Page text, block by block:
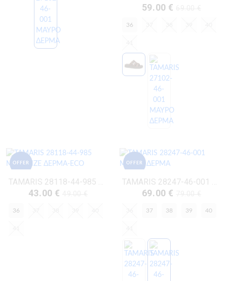
59.00 €
36
OFFER
TAMARIS 28118-44-985 ΜΠΡΟΝΖΕ ΔΕΡΜΑ-ECO
43.00 €
36
OFFER
TAMARIS 28247-46-001 ΜΑΥΡΟ ΔΕΡΜΑ
69.00 €
37 38 39 40